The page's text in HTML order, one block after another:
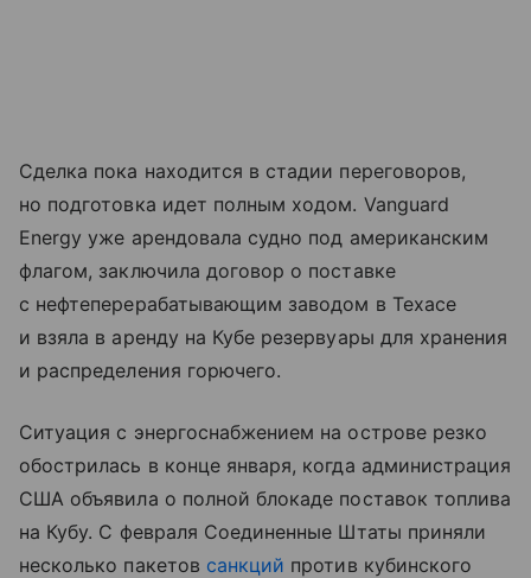
Сделка пока находится в стадии переговоров,
но подготовка идет полным ходом. Vanguard
Energy уже арендовала судно под американским
флагом, заключила договор о поставке
с нефтеперерабатывающим заводом в Техасе
и взяла в аренду на Кубе резервуары для хранения
и распределения горючего.
Ситуация с энергоснабжением на острове резко
обострилась в конце января, когда администрация
США объявила о полной блокаде поставок топлива
на Кубу. С февраля Соединенные Штаты приняли
несколько пакетов санкций против кубинского